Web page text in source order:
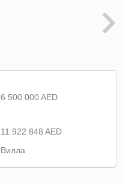
6 500 000 AED
11 922 848 AED
Вилла